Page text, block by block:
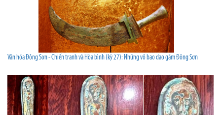
Văn hóa Đông Sơn - Chiến tranh và Hòa bình (kỳ 27): Những vỏ bao dao găm Đông Sơn